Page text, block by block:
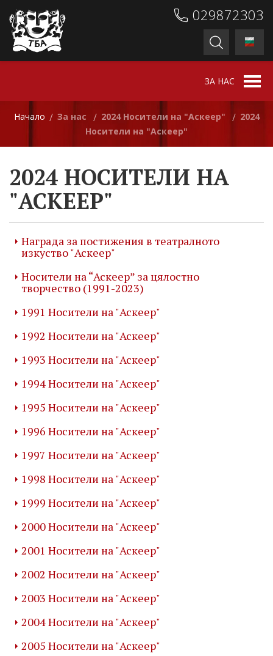
029872303
ЗА НАС
Начало / За нас / 2024 Носители на "Аскеер" / 2024
Носители на "Аскеер"
2024 НОСИТЕЛИ НА
"АСКЕЕР"
Награда за постижения в театралното
изкуство "Аскеер"
Носители на “Аскеер” за цялостно
творчество (1991-2023)
1991 Носители на "Аскеер"
1992 Носители на "Аскеер"
1993 Носители на "Аскеер"
1994 Носители на "Аскеер"
1995 Носители на "Аскеер"
1996 Носители на "Аскеер"
1997 Носители на "Аскеер"
1998 Носители на "Аскеер"
1999 Носители на "Аскеер"
2000 Носители на "Аскеер"
2001 Носители на "Аскеер"
2002 Носители на "Аскеер"
2003 Носители на "Аскеер"
2004 Носители на "Аскеер"
2005 Носители на "Аскеер"